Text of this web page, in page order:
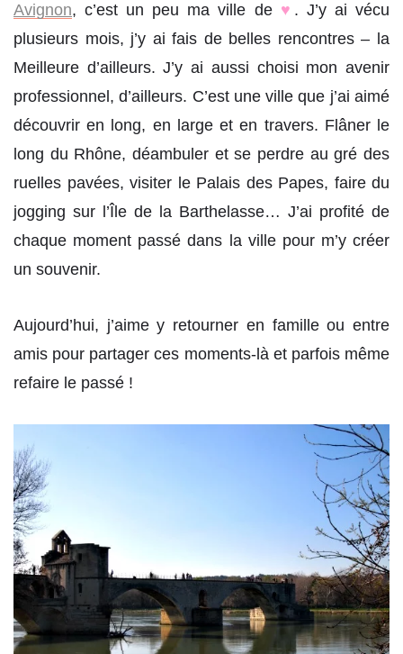
Avignon, c’est un peu ma ville de ♥ . J’y ai vécu
plusieurs mois, j’y ai fais de belles rencontres – la
Meilleure d’ailleurs. J’y ai aussi choisi mon avenir
professionnel, d’ailleurs. C’est une ville que j’ai aimé
découvrir en long, en large et en travers. Flâner le
long du Rhône, déambuler et se perdre au gré des
ruelles pavées, visiter le Palais des Papes, faire du
jogging sur l’Île de la Barthelasse… J’ai profité de
chaque moment passé dans la ville pour m’y créer
un souvenir.
Aujourd’hui, j’aime y retourner en famille ou entre
amis pour partager ces moments-là et parfois même
refaire le passé !